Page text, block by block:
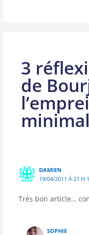
3
de
DAMIEN
19/04/2011 À 21 H
Très bon article…
SOPHIE